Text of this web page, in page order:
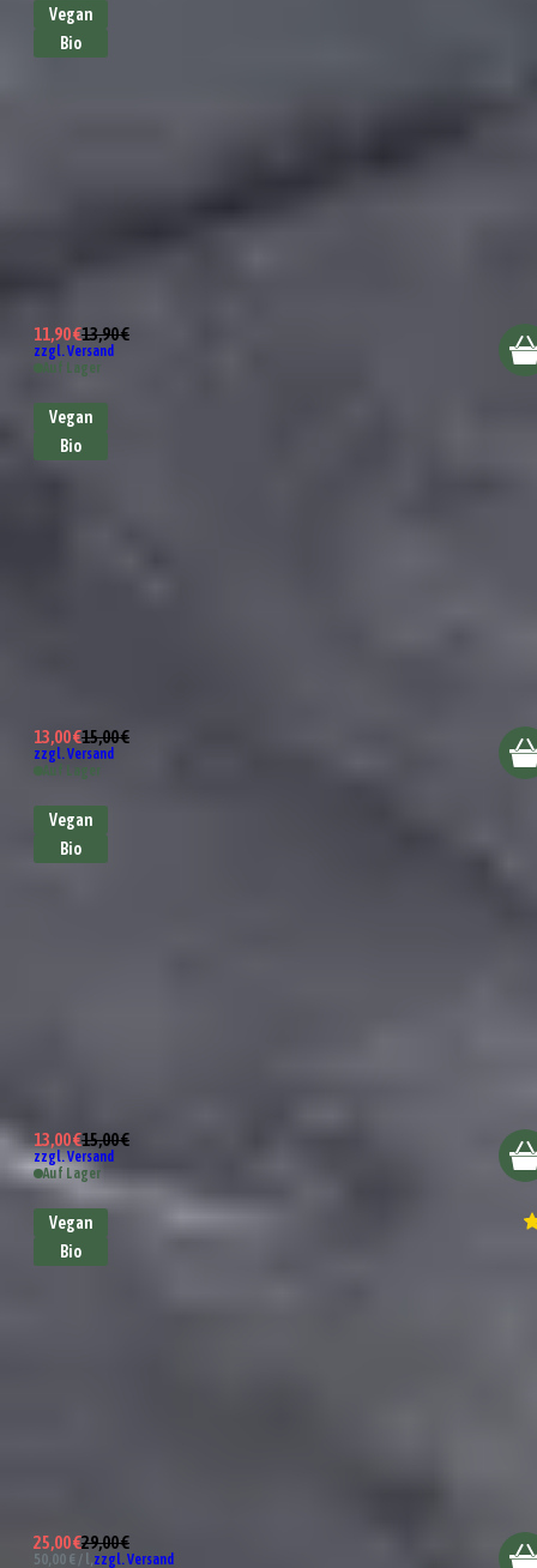
Vegan
Bio
11,90 €13,90 €
zzgl. Versand
Auf Lager
Vegan
Bio
13,00 €15,00 €
zzgl. Versand
Auf Lager
Vegan
Bio
13,00 €15,00 €
zzgl. Versand
Auf Lager
Vegan
Bio
25,00 €29,00 €
50,00 € / l, zzgl. Versand